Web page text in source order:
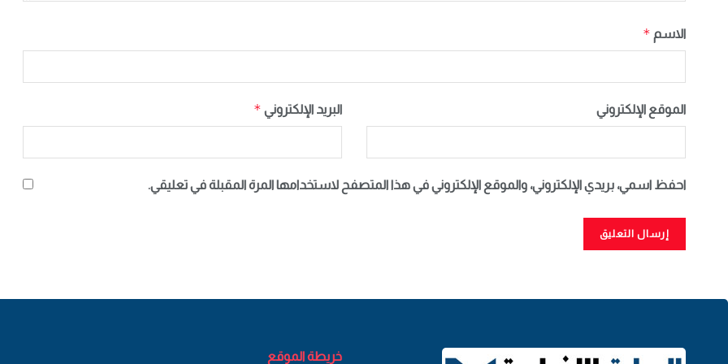
الاسم *
البريد الإلكتروني * الموقع الإلكتروني
احفظ اسمي، بريدي الإلكتروني، والموقع الإلكتروني في هذا المتصفح لاستخدامها المرة المقبلة في تعليقي.
خريطة الموقع